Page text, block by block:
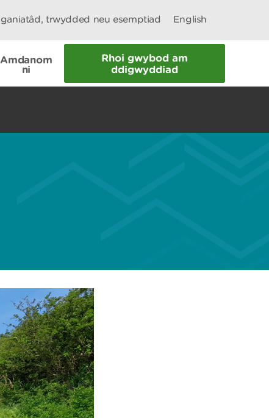
trwydded neu esemptiad English
Amdanom
ni
Rhoi gwybod am
ddigwyddiad